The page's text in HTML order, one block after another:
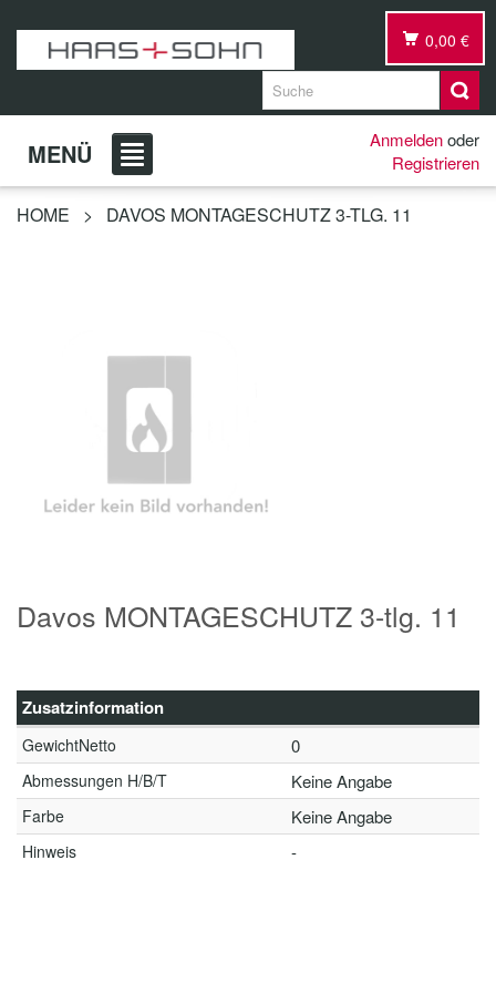
0,00 €
MENÜ Anmeldenoder
Registrieren
HOME > DAVOS MONTAGESCHUTZ 3-TLG. 11
Davos MONTAGESCHUTZ 3-tlg. 11
Zusatzinformation
GewichtNetto 0
Abmessungen H/B/T Keine Angabe
Farbe Keine Angabe
Hinweis -